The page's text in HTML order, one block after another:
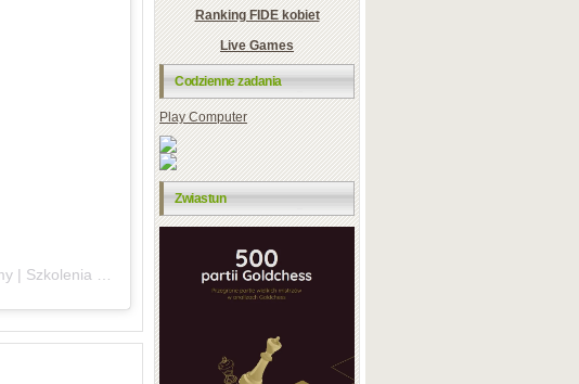
Ranking FIDE kobiet
Live Games
Codzienne zadania
Play Computer
Zwiastun